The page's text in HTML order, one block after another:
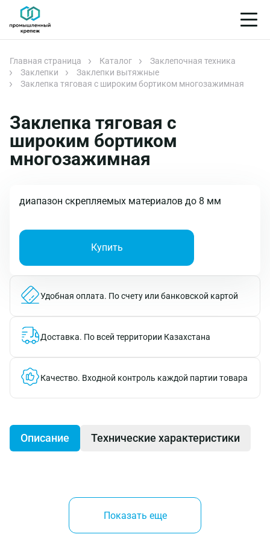
Главная страница Каталог
Заклепочная техника
Заклепки
Заклепки вытяжные
Заклепка тяговая с широким бортиком многозажимная
Заклепка тяговая с
широким бортиком
многозажимная
диапазон скрепляемых материалов до 8 мм
Купить
Удобная оплата. По счету или банковской картой
Доставка. По всей территории Казахстана
Качество. Входной контроль каждой партии товара
Описание Технические характеристики
Многозажимная вытяжная заклепка со широким
бортиком имеет увеличенный диапазон
скрепляемых материалов — до 8 мм — и заменяет 2-
Показать еще